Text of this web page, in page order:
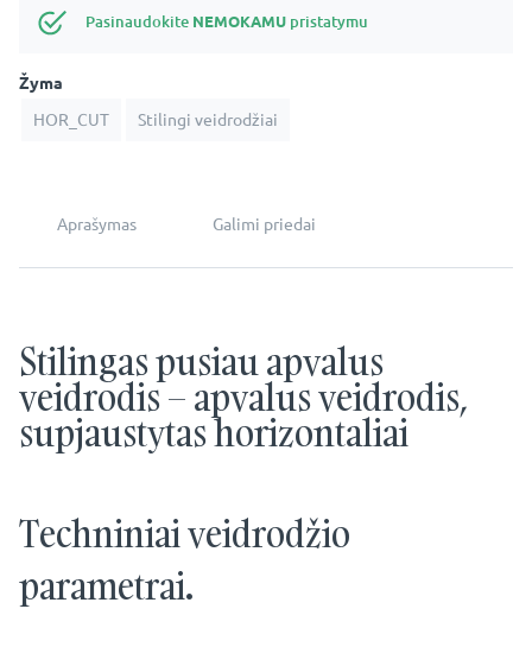
Pasinaudokite NEMOKAMU pristatymu
Žyma
HOR_CUT
Stilingi veidrodžiai
Aprašymas Galimi priedai
Stilingas pusiau apvalus
veidrodis – apvalus veidrodis,
supjaustytas horizontaliai
Techniniai veidrodžio
parametrai.